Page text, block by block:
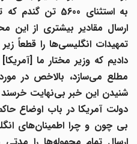
به استثنای 5600 تن
ارسال مقادیر بیشتری از این
تمهیدات انگلیسیها را قطعاً زیر
دادیم که وزیر مختار ما [آمریکا]
مطلع میسازد، بالاخص در مورد
شنیدن این خبر بینهایت خرسند
دولت آمریکا در باب اوضاع حاکم
بی چون و چرا اطمینانهای